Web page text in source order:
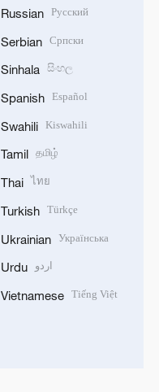
Russian Русский
Serbian Српски
Sinhala සිංහල
Spanish Español
Swahili Kiswahili
Tamil தமிழ்
Thai ไทย
Turkish Türkçe
Ukrainian Українська
Urdu اردو
Vietnamese Tiếng Việt